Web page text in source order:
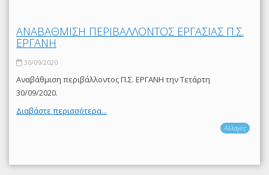
ΑΝΑΒΑΘΜΙΣΗ ΠΕΡΙΒΑΛΛΟΝΤΟΣ ΕΡΓΑΣΙΑΣ Π.Σ.
ΕΡΓΑΝΗ
30/09/2020
Αναβάθμιση περιβάλλοντος Π.Σ. ΕΡΓΑΝΗ την Τετάρτη
30/09/2020.
Διαβάστε περισσότερα...
Αλλαγές